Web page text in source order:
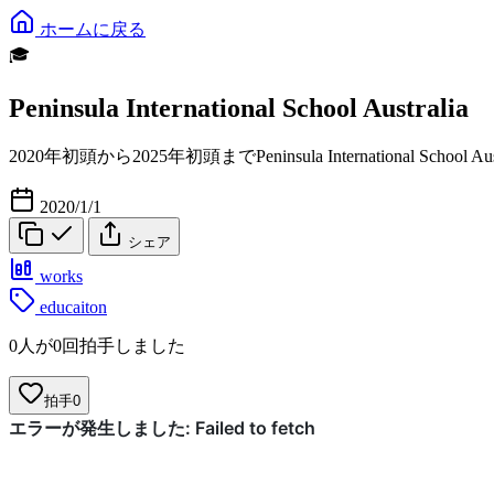
ホームに戻る
🎓
Peninsula International School Australia
2020年初頭から2025年初頭までPeninsula International School
2020/1/1
シェア
works
educaiton
0人が0回拍手しました
拍手0